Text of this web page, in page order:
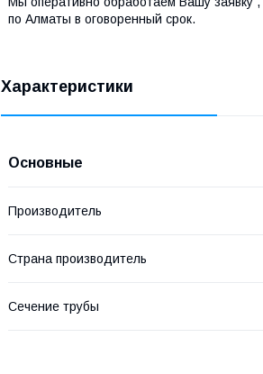
по Алматы в оговоренный срок.
Характеристики
Основные
Производитель
Страна производитель
Сечение трубы